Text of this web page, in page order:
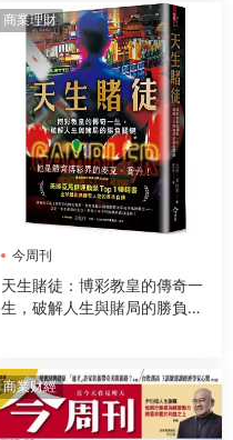
商業理財
今周刊
天生賭徒：博彩教皇的傳奇一
生，破解人生與賭局的勝負關
商業财經